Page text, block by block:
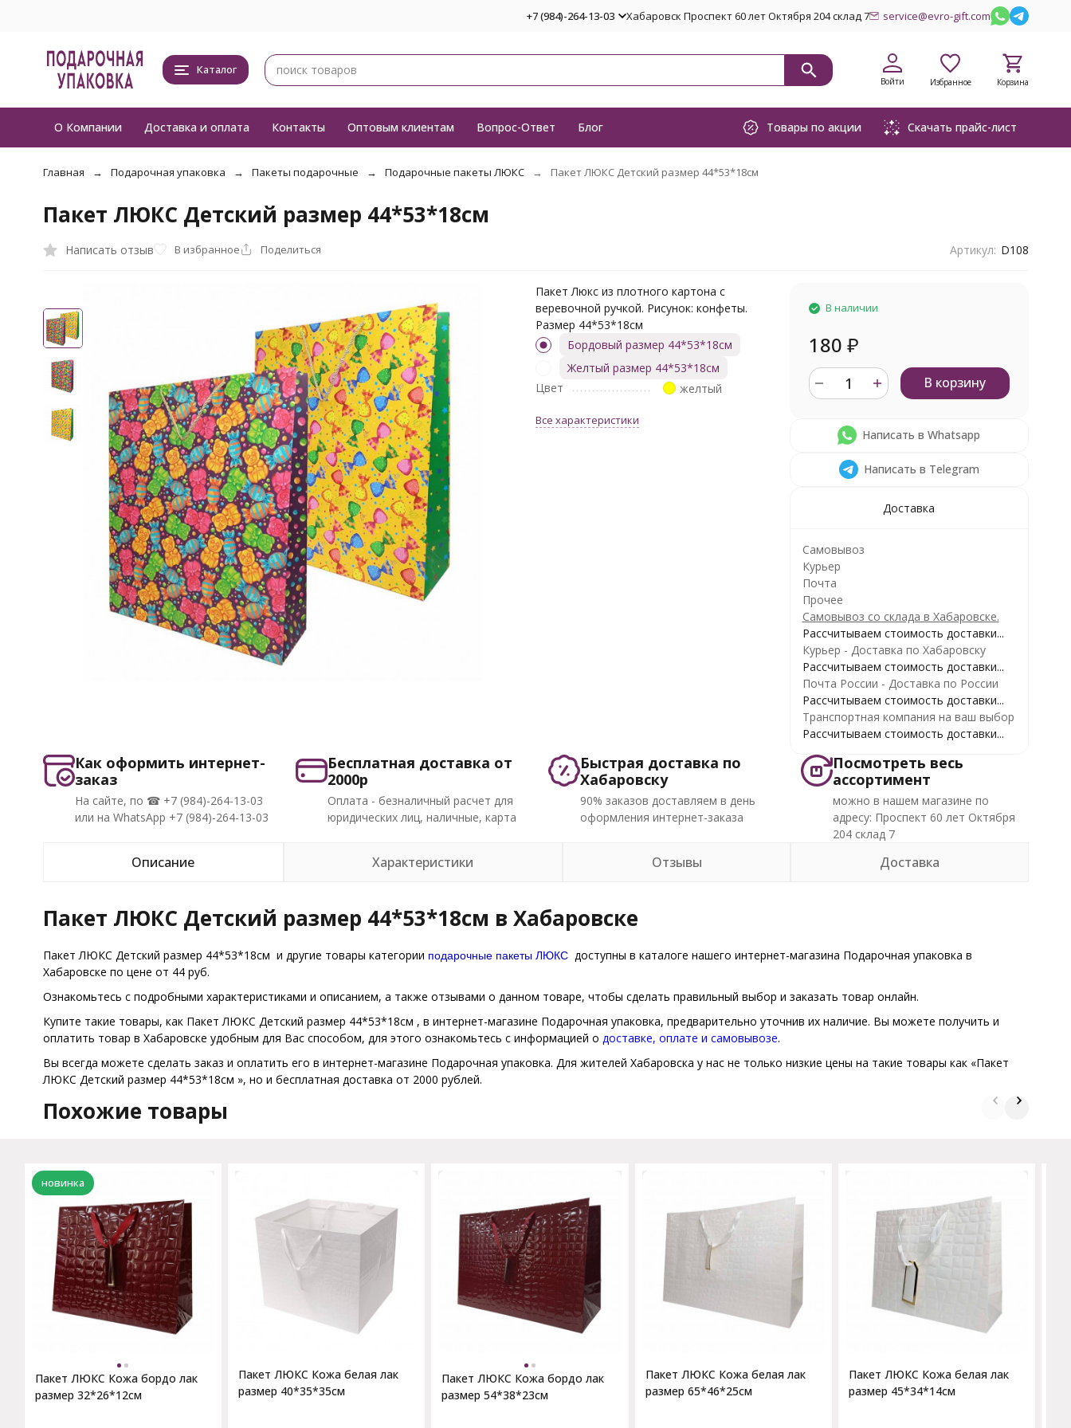
+7 (984)-264-13-03 Хабаровск Проспект 60 лет Октября 204 склад 7 service@evro-gift.com
Каталог
Войти Избранное Корзина
О Компании Доставка и оплата Контакты Оптовым клиентам Вопрос-Ответ Блог Товары по акции Скачать прайс-лист
Главная Подарочная упаковка Пакеты подарочные Подарочные пакеты ЛЮКС Пакет ЛЮКС Детский размер 44*53*18см
Пакет ЛЮКС Детский размер 44*53*18см
Написать отзыв В избранное Поделиться Артикул: D108
Пакет Люкс из плотного картона с
веревочной ручкой. Рисунок: конфеты.
Размер 44*53*18см
Цвет желтый
Все характеристики
Бордовый размер 44*53*18см
Желтый размер 44*53*18см
В наличии
180 ₽
В корзину
Написать в Whatsapp
Написать в Telegram
Доставка
Самовывоз
Курьер
Почта
Прочее
Самовывоз со склада в Хабаровске.
Рассчитываем стоимость доставки...
Курьер - Доставка по Хабаровску
Рассчитываем стоимость доставки...
Почта России - Доставка по России
Рассчитываем стоимость доставки...
Транспортная компания на ваш выбор
Рассчитываем стоимость доставки...
Как оформить интернет-
заказ
На сайте, по ☎ +7 (984)-264-13-03
или на WhatsApp +7 (984)-264-13-03
Бесплатная доставка от
2000р
Оплата - безналичный расчет для
юридических лиц, наличные, карта
Быстрая доставка по
Хабаровску
90% заказов доставляем в день
оформления интернет-заказа
Посмотреть весь
ассортимент
можно в нашем магазине по
адресу: Проспект 60 лет Октября
204 склад 7
Описание Характеристики Отзывы Доставка
Пакет ЛЮКС Детский размер 44*53*18см в Хабаровске
Пакет ЛЮКС Детский размер 44*53*18см и другие товары категории подарочные пакеты ЛЮКСдоступны в каталоге нашего интернет-магазина Подарочная упаковка в
Хабаровске по цене от 44 руб.
Ознакомьтесь с подробными характеристиками и описанием, а также отзывами о данном товаре, чтобы сделать правильный выбор и заказать товар онлайн.
Купите такие товары, как Пакет ЛЮКС Детский размер 44*53*18см , в интернет-магазине Подарочная упаковка, предварительно уточнив их наличие. Вы можете получить и
оплатить товар в Хабаровске удобным для Вас способом, для этого ознакомьтесь с информацией о доставке, оплате и самовывозе.
Вы всегда можете сделать заказ и оплатить его в интернет-магазине Подарочная упаковка. Для жителей Хабаровска у нас не только низкие цены на такие товары как «Пакет
ЛЮКС Детский размер 44*53*18см », но и бесплатная доставка от 2000 рублей.
Похожие товары
новинка
Пакет ЛЮКС Кожа бордо лак
размер 32*26*12см
Пакет ЛЮКС Кожа белая лак
размер 40*35*35см
Пакет ЛЮКС Кожа бордо лак
размер 54*38*23см
Пакет ЛЮКС Кожа белая лак
размер 65*46*25см
Пакет ЛЮКС Кожа белая лак
размер 45*34*14см